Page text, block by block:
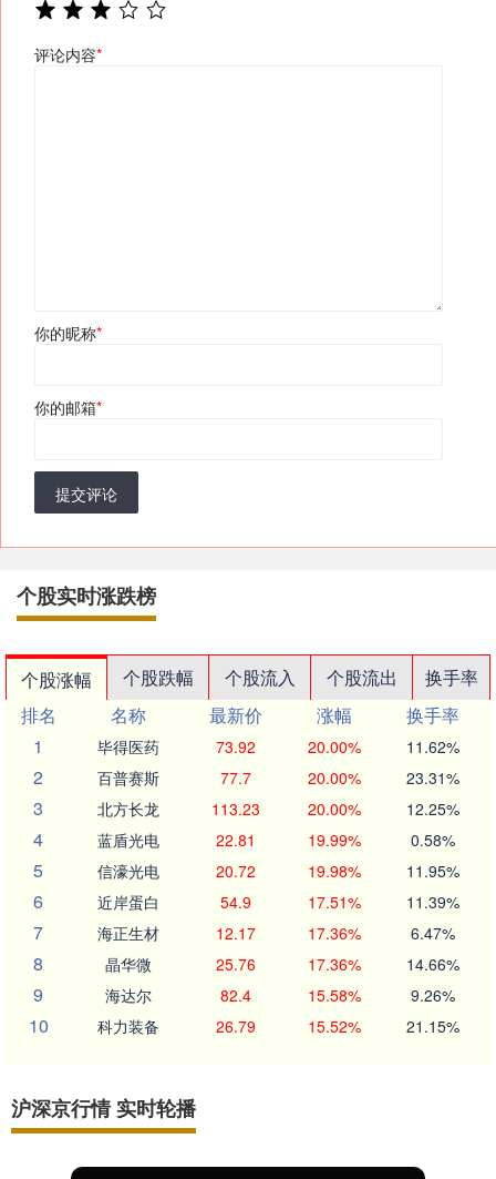
评论内容*
你的昵称*
你的邮箱*
提交评论
个股实时涨跌榜
个股涨幅 个股跌幅 个股流入 个股流出
换手率
排名
名称 最新价 涨幅
换手率
1
毕得医药 73.92 20.00% 11.62%
2 百普赛斯 77.7 20.00% 23.31%
3 北方长龙 113.23 20.00% 12.25%
4 蓝盾光电 22.81 19.99% 0.58%
5 信濠光电 20.72 19.98% 11.95%
6 近岸蛋白 54.9 17.51% 11.39%
7 海正生材 12.17 17.36% 6.47%
8 晶华微 25.76 17.36% 14.66%
9 海达尔 82.4 15.58% 9.26%
10 科力装备 26.79 15.52% 21.15%
沪深京行情 实时轮播